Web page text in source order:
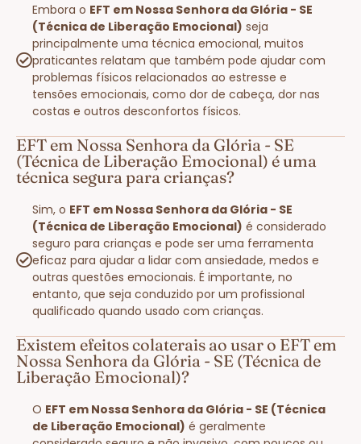
Embora o EFT em Nossa Senhora da Glória - SE
(Técnica de Liberação Emocional) seja
principalmente uma técnica emocional, muitos
praticantes relatam que também pode ajudar com
problemas físicos relacionados ao estresse e
tensões emocionais, como dor de cabeça, dor nas
costas e outros desconfortos físicos.
EFT em Nossa Senhora da Glória - SE
(Técnica de Liberação Emocional) é uma
técnica segura para crianças?
Sim, o EFT em Nossa Senhora da Glória - SE
(Técnica de Liberação Emocional) é considerado
seguro para crianças e pode ser uma ferramenta
eficaz para ajudar a lidar com ansiedade, medos e
outras questões emocionais. É importante, no
entanto, que seja conduzido por um profissional
qualificado quando usado com crianças.
Existem efeitos colaterais ao usar o EFT em
Nossa Senhora da Glória - SE (Técnica de
Liberação Emocional)?
O EFT em Nossa Senhora da Glória - SE (Técnica
de Liberação Emocional) é geralmente